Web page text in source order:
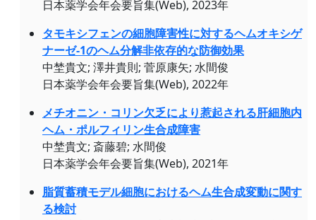
日本薬学会年会要旨集(Web), 2023年
タモキシフェンの細胞障害性に対するヘムオキシゲ
ナーゼ-1のヘム分解非依存的な防御効果
中埜貴文; 澤井貴則; 菅原康矢; 水間俊
日本薬学会年会要旨集(Web), 2022年
メチオニン・コリン欠乏により惹起される肝細胞内
ヘム・ポルフィリン生合成障害
中埜貴文; 斎藤碧; 水間俊
日本薬学会年会要旨集(Web), 2021年
脂質蓄積モデル細胞におけるヘム生合成変動に関す
る検討